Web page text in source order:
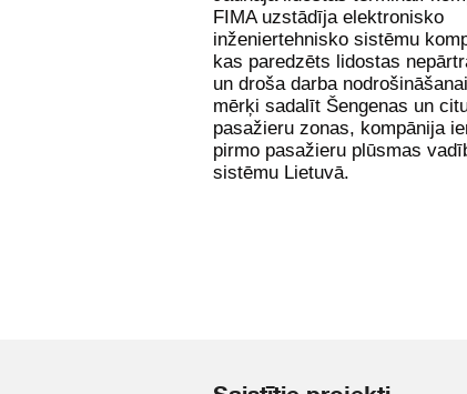
FIMA uzstādīja elektronisko
inženiertehnisko sistēmu
kas paredzēts lidostas
un droša darba
mērķi sadalīt Šengenas un
pasažieru zonas, kompānija
pirmo pasažieru plūsmas
sistēmu Lietuvā.